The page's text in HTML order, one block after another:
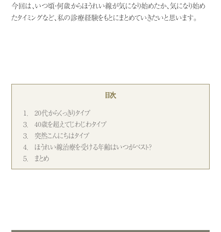
今回は、いつ頃・何歳からほうれい線が気になり始めたか、気になり始め
たタイミングなど、私の診療経験をもとにまとめていきたいと思います。
目次
１． 20代からくっきりタイプ
３． 40歳を超えてじわじわタイプ
３． 突然こんにちはタイプ
４． ほうれい線治療を受ける年齢はいつがベスト？
５． まとめ